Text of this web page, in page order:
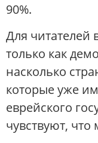
90%.
Для читателей
только как
насколько
которые уже
еврейского
чувствуют, что